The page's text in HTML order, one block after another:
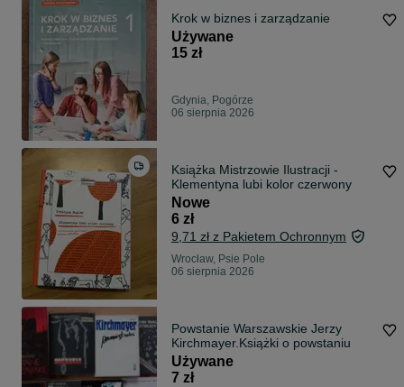
Krok w biznes i zarządzanie
Używane
15 zł
Gdynia, Pogórze
06 sierpnia 2026
Książka Mistrzowie Ilustracji -
Klementyna lubi kolor czerwony
Nowe
6 zł
9,71 zł z Pakietem Ochronnym
Wrocław, Psie Pole
06 sierpnia 2026
Powstanie Warszawskie Jerzy
Kirchmayer.Książki o powstaniu
Używane
7 zł